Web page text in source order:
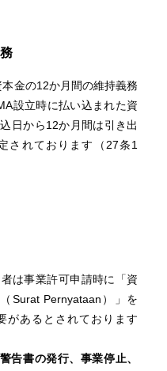
金の12か月間の維持義務
設立時に払い込まれた資
日から12か月間は引き出
されております（27条1
は事業許可申請時に「資
Surat Pernyataan）」を
があるとされております
警告書の発行、事業停止、